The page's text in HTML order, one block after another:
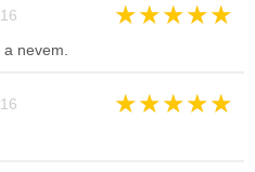
★★★★★
nevem.
★★★★★